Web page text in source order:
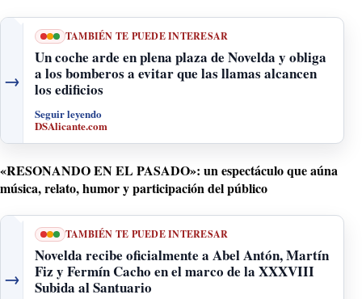
→
TAMBIÉN TE PUEDE INTERESAR
Un coche arde en plena plaza de Novelda y obliga
a los bomberos a evitar que las llamas alcancen
los edificios
Seguir leyendo
DSAlicante.com
«RESONANDO EN EL PASADO»: un espectáculo que aúna
música, relato, humor y participación del público
→
TAMBIÉN TE PUEDE INTERESAR
Novelda recibe oficialmente a Abel Antón, Martín
Fiz y Fermín Cacho en el marco de la XXXVIII
Subida al Santuario